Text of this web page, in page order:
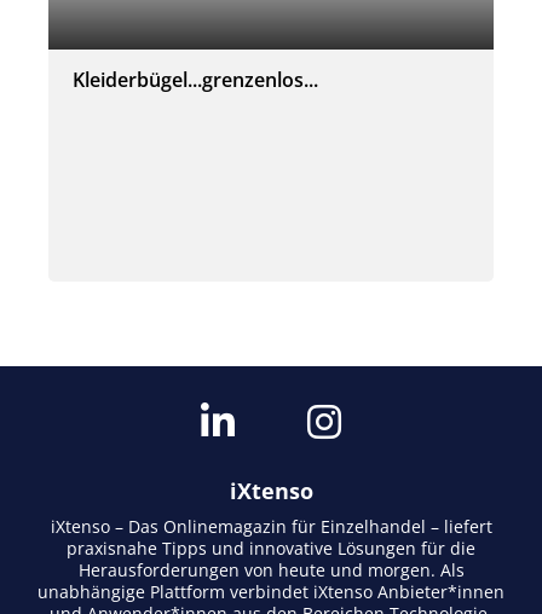
Kleiderbügel...grenzenlos...
iXtenso
iXtenso – Das Onlinemagazin für Einzelhandel – liefert
praxisnahe Tipps und innovative Lösungen für die
Herausforderungen von heute und morgen. Als
unabhängige Plattform verbindet iXtenso Anbieter*innen